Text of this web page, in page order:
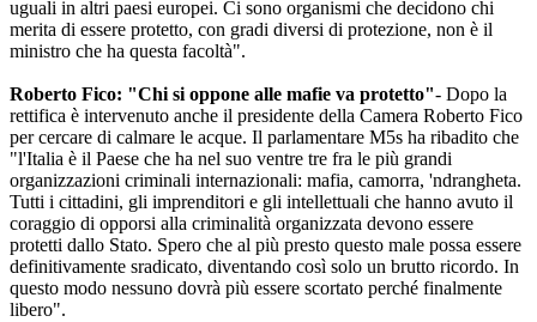
uguali in altri paesi europei. Ci sono organismi che decidono chi
merita di essere protetto, con gradi diversi di protezione, non è il
ministro che ha questa facoltà".
Roberto Fico: "Chi si oppone alle mafie va protetto"- Dopo la
rettifica è intervenuto anche il presidente della Camera Roberto Fico
per cercare di calmare le acque. Il parlamentare M5s ha ribadito che
"l'Italia è il Paese che ha nel suo ventre tre fra le più grandi
organizzazioni criminali internazionali: mafia, camorra, 'ndrangheta.
Tutti i cittadini, gli imprenditori e gli intellettuali che hanno avuto il
coraggio di opporsi alla criminalità organizzata devono essere
protetti dallo Stato. Spero che al più presto questo male possa essere
definitivamente sradicato, diventando così solo un brutto ricordo. In
questo modo nessuno dovrà più essere scortato perché finalmente
libero".